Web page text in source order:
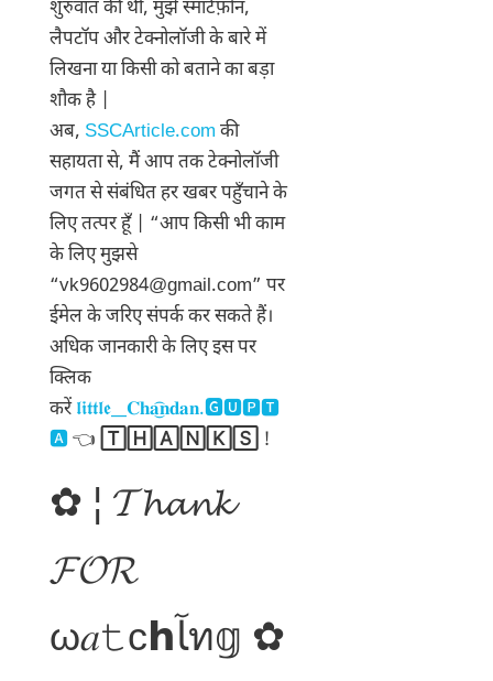
शुरुवात की थी, मुझे स्मार्टफ़ोन,
लैपटॉप और टेक्नोलॉजी के बारे में
लिखना या किसी को बताने का बड़ा
शौक है |
अब, SSCArticle.com की
सहायता से, मैं आप तक टेक्नोलॉजी
जगत से संबंधित हर खबर पहुँचाने के
लिए तत्पर हूँ | “आप किसी भी काम
के लिए मुझसे
“vk9602984@gmail.com” पर
ईमेल के जरिए संपर्क कर सकते हैं।
अधिक जानकारी के लिए इस पर
क्लिक
करें𝖑𝖎𝖙𝖙𝖑𝖊__𝐂𝐡𝐚͜͡𝐧𝐝𝐚𝐧.🅶🆄🅿🆃
🅰👈 🅃🄷🄰🄽🄺🅂 !
✿ ¦ 𝓣𝓱𝓪𝓷𝓴
𝓕𝓞𝓡
ω𝑎𝚝c𝗵ﺂท𝕘 ✿